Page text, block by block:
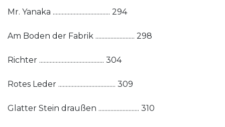
Mr. Yanaka ...................................... 294
Am Boden der Fabrik .......................... 298
Richter ........................................... 304
Rotes Leder ...................................... 309
Glatter Stein draußen ........................... 310